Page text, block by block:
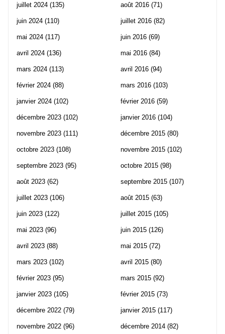
juillet 2024 (135)
juin 2024 (110)
mai 2024 (117)
avril 2024 (136)
mars 2024 (113)
février 2024 (88)
janvier 2024 (102)
décembre 2023 (102)
novembre 2023 (111)
octobre 2023 (108)
septembre 2023 (95)
août 2023 (62)
juillet 2023 (106)
juin 2023 (122)
mai 2023 (96)
avril 2023 (88)
mars 2023 (102)
février 2023 (95)
janvier 2023 (105)
décembre 2022 (79)
novembre 2022 (96)
août 2016 (71)
juillet 2016 (82)
juin 2016 (69)
mai 2016 (84)
avril 2016 (94)
mars 2016 (103)
février 2016 (59)
janvier 2016 (104)
décembre 2015 (80)
novembre 2015 (102)
octobre 2015 (98)
septembre 2015 (107)
août 2015 (63)
juillet 2015 (105)
juin 2015 (126)
mai 2015 (72)
avril 2015 (80)
mars 2015 (92)
février 2015 (73)
janvier 2015 (117)
décembre 2014 (82)